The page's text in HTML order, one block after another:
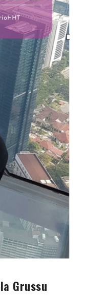
Grussu